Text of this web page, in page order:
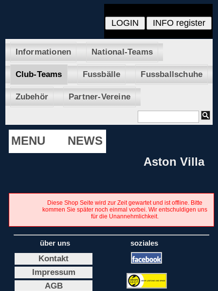
Informationen National-Teams
Club-Teams Fussbälle Fussballschuhe
Zubehör Partner-Vereine
MENU
NEWS
Aston Villa
Diese Shop Seite wird zur Zeit gewartet und ist offline. Bitte
kommen Sie später noch einmal vorbei. Wir entschuldigen uns
für die Unannehmlichkeit.
über uns
Kontakt
Impressum
AGB
soziales